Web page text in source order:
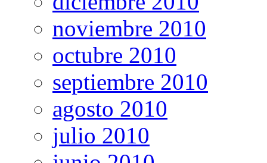
noviembre 2010
octubre 2010
septiembre 2010
agosto 2010
julio 2010